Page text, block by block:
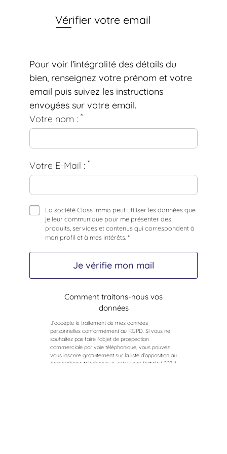
Vérifier votre email
Pour voir l'intégralité des détails du
bien, renseignez votre prénom et votre
email puis suivez les instructions
envoyées sur votre email.
Votre nom : *
Votre E-Mail : *
La société Class Immo peut utiliser les données que
je leur communique pour me présenter des
produits, services et contenus qui correspondent à
mon profil et à mes intérêts. *
Je vérifie mon mail
Comment traitons-nous vos
données
J'accepte le traitement de mes données
personnelles conformément au RGPD. Si vous ne
souhaitez pas faire l'objet de prospection
commerciale par voie téléphonique, vous pouvez
vous inscrire gratuitement sur la liste d'opposition au
démarchage téléphonique, prévu par l'article L223-1